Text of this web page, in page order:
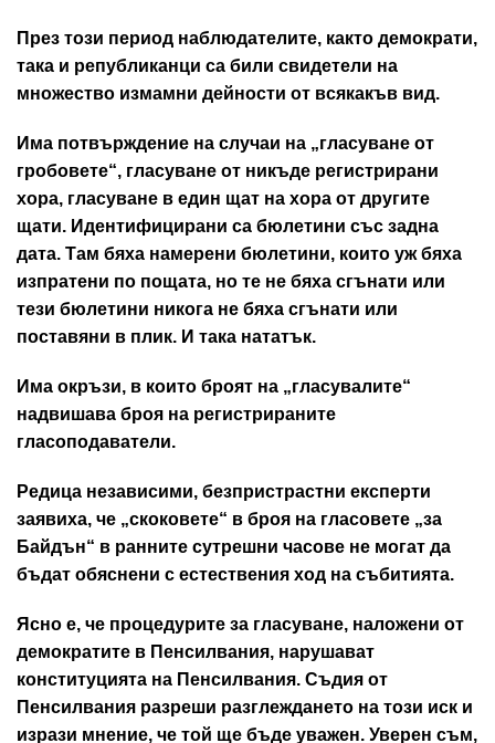
През този период наблюдателите, както демократи,
така и републиканци са били свидетели на
множество измамни дейности от всякакъв вид.
Има потвърждение на случаи на „гласуване от
гробовете“, гласуване от никъде регистрирани
хора, гласуване в един щат на хора от другите
щати. Идентифицирани са бюлетини със задна
дата. Там бяха намерени бюлетини, които уж бяха
изпратени по пощата, но те не бяха сгънати или
тези бюлетини никога не бяха сгънати или
поставяни в плик. И така нататък.
Има окръзи, в които броят на „гласувалите“
надвишава броя на регистрираните
гласоподаватели.
Редица независими, безпристрастни експерти
заявиха, че „скоковете“ в броя на гласовете „за
Байдън“ в ранните сутрешни часове не могат да
бъдат обяснени с естествения ход на събитията.
Ясно е, че процедурите за гласуване, наложени от
демократите в Пенсилвания, нарушават
конституцията на Пенсилвания. Съдия от
Пенсилвания разреши разглеждането на този иск и
изрази мнение, че той ще бъде уважен. Уверен съм,